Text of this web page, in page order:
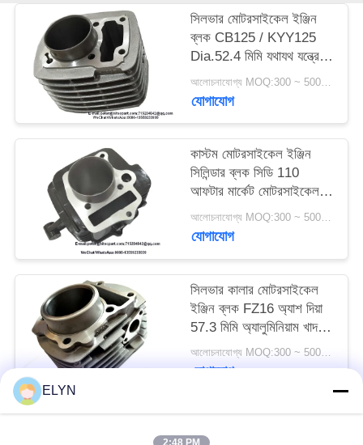
PRIVACY
POLICY
সিলভার মোটরসাইকেল ইঞ্জিন
ব্লক CB125 / KYY125
Dia.52.4 মিমি যথাযথ যন্ত্রের
আকার Size
আলোচনাযোগ্য MOQ:300 ~ 500pcs
যোগাযোগ
কাস্টম মোটরসাইকেল ইঞ্জিন
সিলিন্ডার ব্লক সিডি 110
আফটার মার্কেট মোটরসাইকেল
আলোচনাযোগ্য MOQ:300 ~ 500pcs
যোগাযোগ
সিলভার কালার মোটরসাইকেল
ইঞ্জিন ব্লক FZ16 অ্যাশ দিয়া
57.3 মিমি অ্যালুমিনিয়াম খাদ
আলোচনাযোগ্য MOQ:300 ~ 500pcs
যোগাযোগ
ELYN
2:48 PM